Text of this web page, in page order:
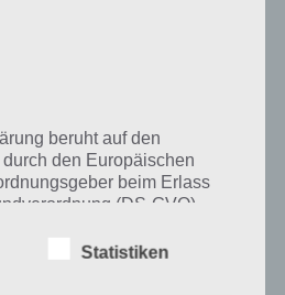
auf Touchportal
beruht auf den
den Europäischen
beim Erlass
(DS-GVO)
als auch für
Statistiken